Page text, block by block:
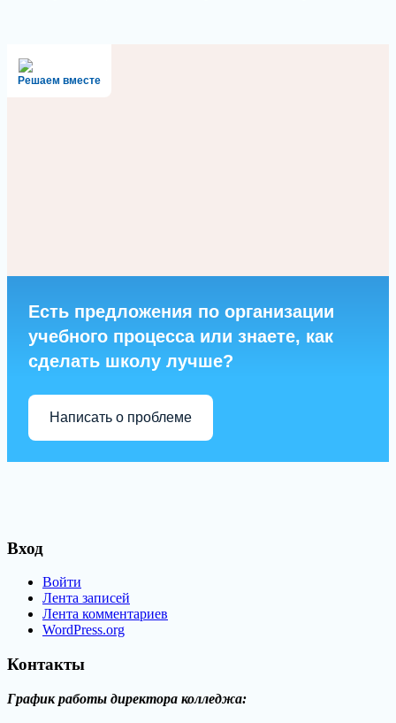
Решаем вместе
Есть предложения по организации
учебного процесса или знаете, как
сделать школу лучше?
Написать о проблеме
Вход
Войти
Лента записей
Лента комментариев
WordPress.org
Контакты
График работы директора колледжа: